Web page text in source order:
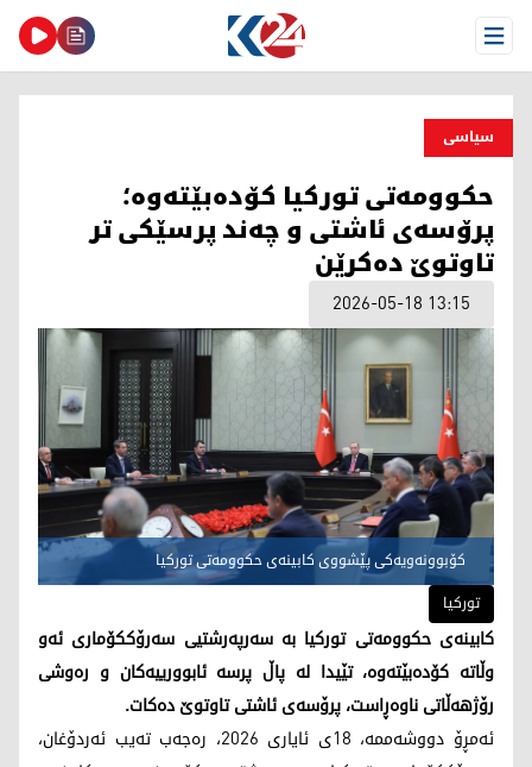
Open Menu
سیاسی
حکوومەتی تورکیا کۆدەبێتەوە؛
پرۆسەی ئاشتی و چەند پرسێکی تر
تاوتوێ دەکرێن
2026-05-18 13:15
کۆبوونەویەکی پێشووی کابینەی حکوومەتی تورکیا
تورکیا
کابینەی حکوومەتی تورکیا بە سەرپەرشتیی سەرۆککۆماری ئەو
وڵاتە کۆدەبێتەوە، تێیدا لە پاڵ پرسە ئابوورییەکان و رەوشی
رۆژهەڵاتی ناوەڕاست، پرۆسەی ئاشتی تاوتوێ دەکات.
ئەمڕۆ دووشەممە، 18ی ئایاری 2026، رەجەب تەیب ئەردۆغان،